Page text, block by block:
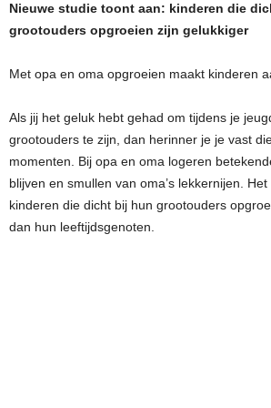
Nieuwe studie toont aan: kinderen die
grootouders opgroeien zijn gelukkiger
Met opa en oma opgroeien maakt kinderen
Als jij het geluk hebt gehad om tijdens je
grootouders te zijn, dan herinner je je vast
momenten. Bij opa en oma logeren
blijven en smullen van oma’s lekkernijen.
kinderen die dicht bij hun grootouders
dan hun leeftijdsgenoten.